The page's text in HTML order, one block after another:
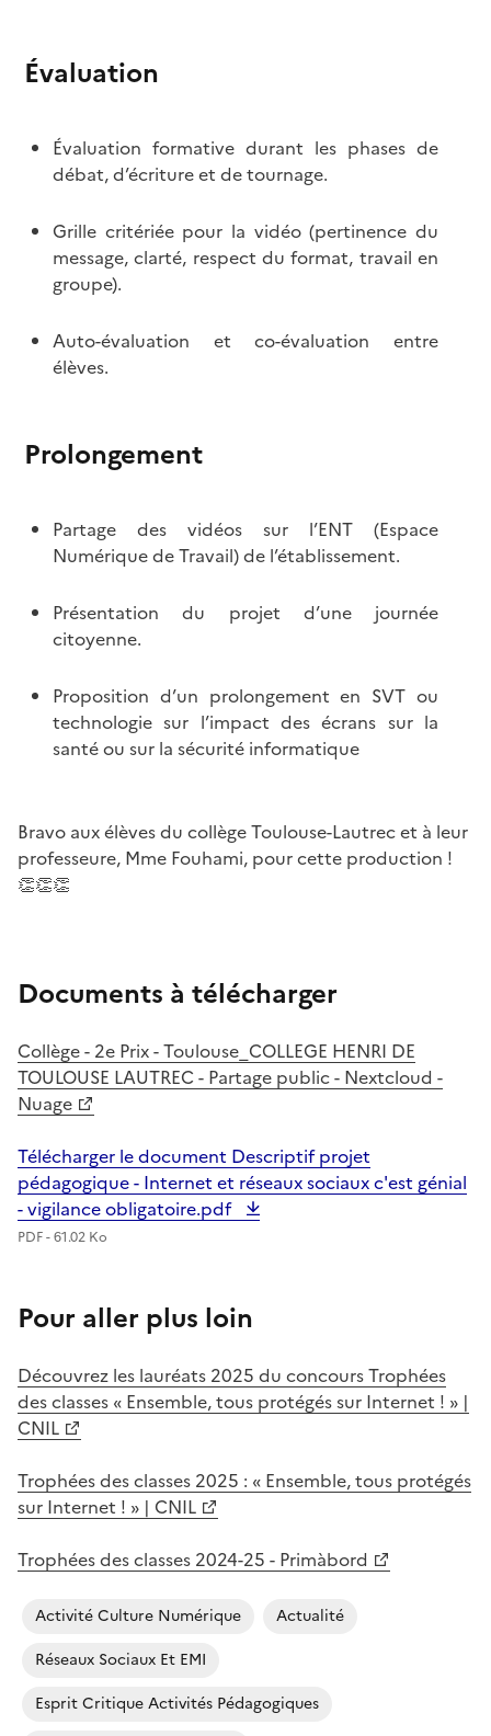
Évaluation
Évaluation formative durant les phases de
débat, d’écriture et de tournage.
Grille critériée pour la vidéo (pertinence du
message, clarté, respect du format, travail en
groupe).
Auto-évaluation et co-évaluation entre
élèves.
Prolongement
Partage des vidéos sur l’ENT (Espace
Numérique de Travail) de l’établissement.
Présentation du projet d’une journée
citoyenne.
Proposition d’un prolongement en SVT ou
technologie sur l’impact des écrans sur la
santé ou sur la sécurité informatique
Bravo aux élèves du collège Toulouse-Lautrec et à leur
professeure, Mme Fouhami, pour cette production !
👏👏👏
Documents à télécharger
Collège - 2e Prix - Toulouse_COLLEGE HENRI DE
TOULOUSE LAUTREC - Partage public - Nextcloud -
Nuage
Télécharger le document Descriptif projet
pédagogique - Internet et réseaux sociaux c'est génial
- vigilance obligatoire.pdf
PDF - 61.02 Ko
Pour aller plus loin
Découvrez les lauréats 2025 du concours Trophées
des classes « Ensemble, tous protégés sur Internet ! » |
CNIL
Trophées des classes 2025 : « Ensemble, tous protégés
sur Internet ! » | CNIL
Trophées des classes 2024-25 - Primàbord
Activité Culture Numérique
Actualité
Réseaux Sociaux Et EMI
Esprit Critique Activités Pédagogiques